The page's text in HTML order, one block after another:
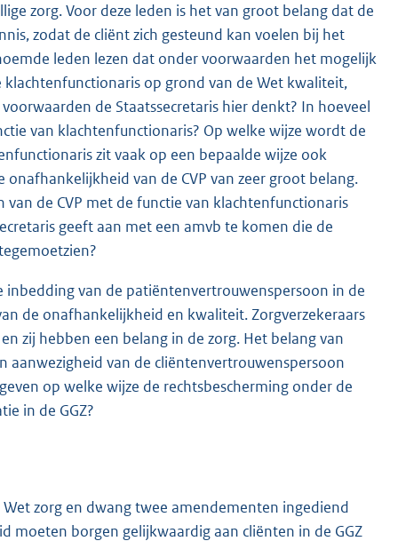
zorg. Voor deze leden is het van groot belang dat de
zodat de cliënt zich gesteund kan voelen bij het
leden lezen dat onder voorwaarden het mogelijk
op grond van de Wet kwaliteit,
de Staatssecretaris hier denkt? In hoeveel
van klachtenfunctionaris? Op welke wijze wordt de
zit vaak op een bepaalde wijze ook
van de CVP van zeer groot belang.
de CVP met de functie van klachtenfunctionaris
geeft aan met een amvb te komen die de
inbedding van de patiëntenvertrouwenspersoon in de
de onafhankelijkheid en kwaliteit. Zorgverzekeraars
zij hebben een belang in de zorg. Het belang van
van de cliëntenvertrouwenspersoon
op welke wijze de rechtsbescherming onder de
in de GGZ?
zorg en dwang twee amendementen ingediend
moeten borgen gelijkwaardig aan cliënten in de GGZ